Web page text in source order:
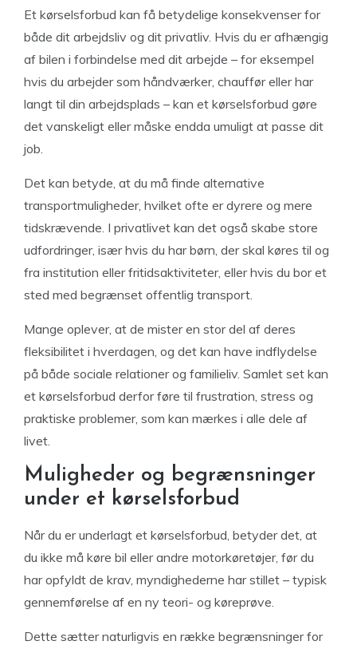
Et kørselsforbud kan få betydelige konsekvenser for
både dit arbejdsliv og dit privatliv. Hvis du er afhængig
af bilen i forbindelse med dit arbejde – for eksempel
hvis du arbejder som håndværker, chauffør eller har
langt til din arbejdsplads – kan et kørselsforbud gøre
det vanskeligt eller måske endda umuligt at passe dit
job.
Det kan betyde, at du må finde alternative
transportmuligheder, hvilket ofte er dyrere og mere
tidskrævende. I privatlivet kan det også skabe store
udfordringer, især hvis du har børn, der skal køres til og
fra institution eller fritidsaktiviteter, eller hvis du bor et
sted med begrænset offentlig transport.
Mange oplever, at de mister en stor del af deres
fleksibilitet i hverdagen, og det kan have indflydelse
på både sociale relationer og familieliv. Samlet set kan
et kørselsforbud derfor føre til frustration, stress og
praktiske problemer, som kan mærkes i alle dele af
livet.
Muligheder og begrænsninger
under et kørselsforbud
Når du er underlagt et kørselsforbud, betyder det, at
du ikke må køre bil eller andre motorkøretøjer, før du
har opfyldt de krav, myndighederne har stillet – typisk
gennemførelse af en ny teori- og køreprøve.
Dette sætter naturligvis en række begrænsninger for